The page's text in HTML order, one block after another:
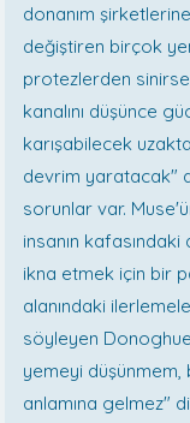
donanım şirketlerine
değiştiren birçok
protezlerden
kanalını düşünce
karışabilecek
devrim yaratacak"
sorunlar var.
insanın
ikna etmek için bir
alanındaki
söyleyen
yemeyi
anlamına gelmez"